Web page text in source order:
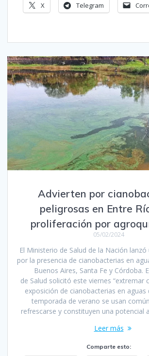
X Telegram
Advierten por
peligrosas en Entre
proliferación por
05/02/2024
El Ministerio de Salud de la Nación
por la presencia de cianobacterias en
Buenos Aires, Santa Fe y Córdoba.
de Salud solicitó este viernes “extremar
exposición de cianobacterias en aguas
temporada de verano se usan
refrescarse y constituyen una potencial
Leer más
Comparte esto: